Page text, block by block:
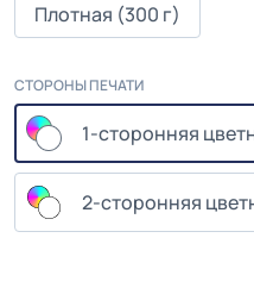
Плотная (300 г)
СТОРОНЫ ПЕЧАТИ
1-сторонняя
2-сторонняя